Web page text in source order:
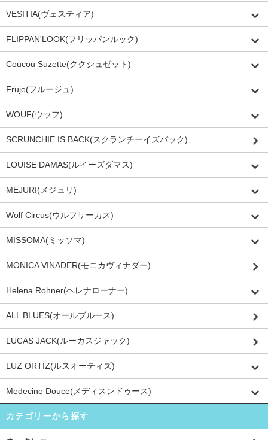
VESITIA(ヴェスティア)
FLIPPAN'LOOK(フリッパンルック)
Coucou Suzette(ククシュゼット)
Fruje(フルージュ)
WOUF(ウッフ)
SCRUNCHIE IS BACK(スクランチーイズバック)
LOUISE DAMAS(ルイーズダマス)
MEJURI(メジュリ)
Wolf Circus(ウルフサーカス)
MISSOMA(ミッソマ)
MONICA VINADER(モニカヴィナダー)
Helena Rohner(ヘレナローナー)
ALL BLUES(オールブルース)
LUCAS JACK(ルーカスジャック)
LUZ ORTIZ(ルスオーティズ)
Medecine Douce(メディスンドゥース)
カテゴリーから探す